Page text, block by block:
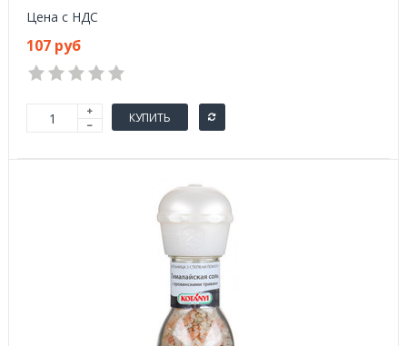
Цена с НДС
107 руб
КУПИТЬ